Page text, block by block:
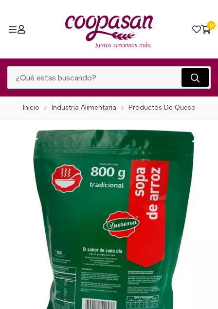
0
Inicio Industria Alimentaria Productos De Queso